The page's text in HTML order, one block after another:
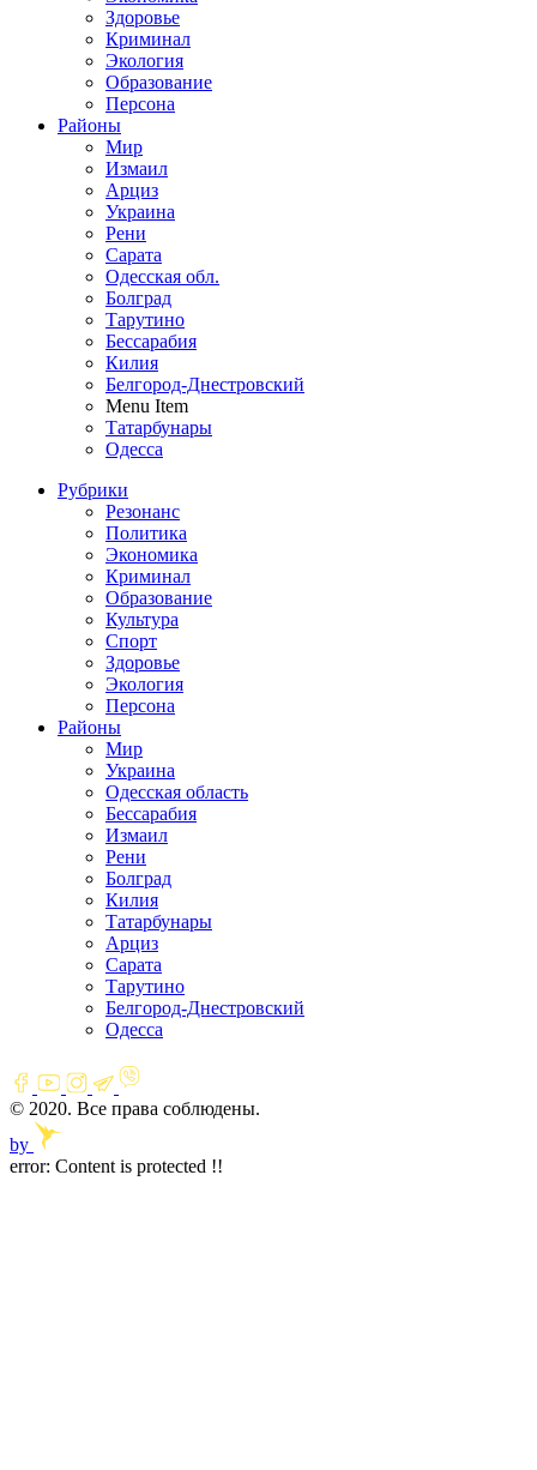
Здоровье
Криминал
Экология
Образование
Персона
Районы
Мир
Измаил
Арциз
Украина
Рени
Сарата
Одесская обл.
Болград
Тарутино
Бессарабия
Килия
Белгород-Днестровский
Menu Item
Татарбунары
Одесса
Рубрики
Резонанс
Политика
Экономика
Криминал
Образование
Культура
Спорт
Здоровье
Экология
Персона
Районы
Мир
Украина
Одесская область
Бессарабия
Измаил
Рени
Болград
Килия
Татарбунары
Арциз
Сарата
Тарутино
Белгород-Днестровский
Одесса
© 2020. Все права соблюдены.
by
error: Content is protected !!